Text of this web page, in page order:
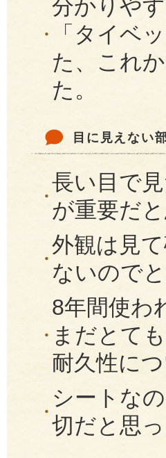
分かりやす
「タイベ
た、これ
た。
目に見えない
長い目で
が重要だと
外観は見
ないので
8年間使わ
まだとて
耐久性に
シートな
切だと思っ